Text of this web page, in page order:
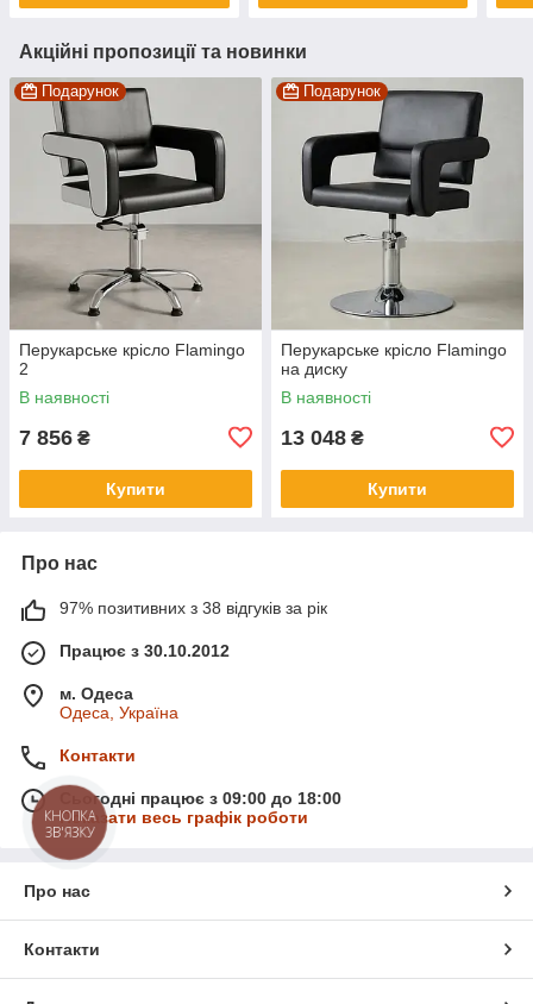
Акційні пропозиції та новинки
Подарунок
Перукарське крісло Flamingo
2
В наявності
7 856 ₴
Купити
Подарунок
Перукарське крісло Flamingo
на диску
В наявності
13 048 ₴
Купити
Про нас
97% позитивних з 38 відгуків за рік
Працює з 30.10.2012
м. Одеса
Одеса, Україна
Контакти
Сьогодні працює з 09:00 до 18:00
Показати весь графік роботи
Про нас
Контакти
КНОПКА
ЗВ'ЯЗКУ